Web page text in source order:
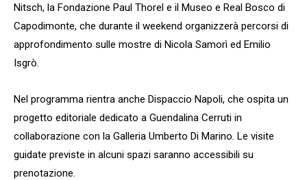
Nitsch, la Fondazione Paul Thorel e il Museo e Real Bosco di
Capodimonte, che durante il weekend organizzerà percorsi di
approfondimento sulle mostre di Nicola Samorì ed Emilio
Isgrò.
Nel programma rientra anche Dispaccio Napoli, che ospita un
progetto editoriale dedicato a Guendalina Cerruti in
collaborazione con la Galleria Umberto Di Marino. Le visite
guidate previste in alcuni spazi saranno accessibili su
prenotazione.